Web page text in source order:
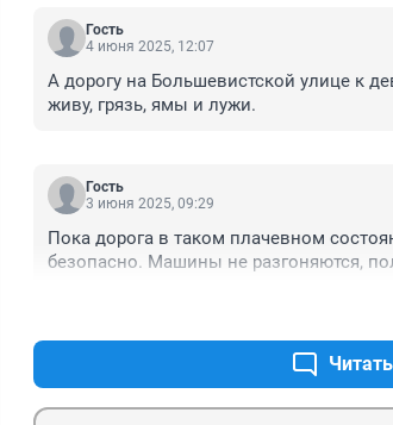
Гость
4 июня 2025, 12:07
А дорогу на Большевистской улице к
живу, грязь, ямы и лужи.
Гость
3 июня 2025, 09:29
Пока дорога в таком плачевном
безопасно. Машины не разгоняются,